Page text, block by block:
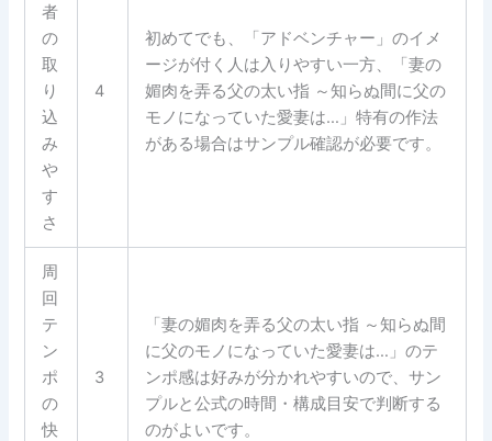
者
の
取
り
込
み
や
す
さ
4
初めてでも、「アドベンチャー」のイメ
ージが付く人は入りやすい一方、「妻の
媚肉を弄る父の太い指 ～知らぬ間に父の
モノになっていた愛妻は…」特有の作法
がある場合はサンプル確認が必要です。
周
回
テ
ン
ポ
の
快
3
「妻の媚肉を弄る父の太い指 ～知らぬ間
に父のモノになっていた愛妻は…」のテ
ンポ感は好みが分かれやすいので、サン
プルと公式の時間・構成目安で判断する
のがよいです。